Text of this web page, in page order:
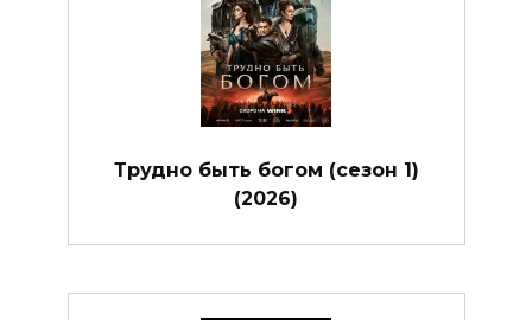
Трудно быть богом (сезон 1)
(2026)